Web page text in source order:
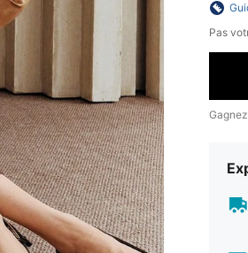
Pas